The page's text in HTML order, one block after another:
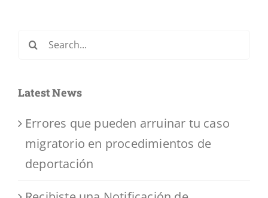
Search
Latest News
Errores que pueden arruinar tu caso
migratorio en procedimientos de
deportación